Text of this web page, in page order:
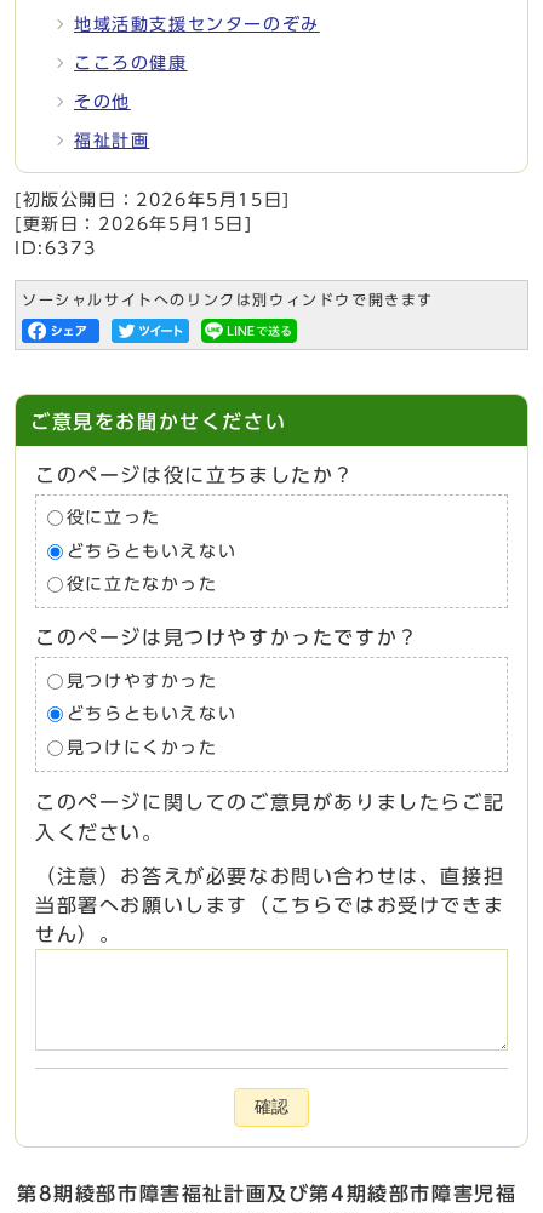
地域活動支援センターのぞみ
こころの健康
その他
福祉計画
[初版公開日： 2026年5月15日
[更新日： 2026年5月15日
ID:6373
ソーシャルサイトへのリンクは別ウィンドウで開きます
ご意見をお聞かせください
このページは役に立ちましたか？
役に立った
どちらともいえない
役に立たなかった
このページは見つけやすかったですか？
見つけやすかった
どちらともいえない
見つけにくかった
このページに関してのご意見がありましたらご記
入ください。
（注意）お答えが必要なお問い合わせは、直接担
当部署へお願いします（こちらではお受けできま
せん）。
確認
第8期綾部市障害福祉計画及び第4期綾部市障害児福